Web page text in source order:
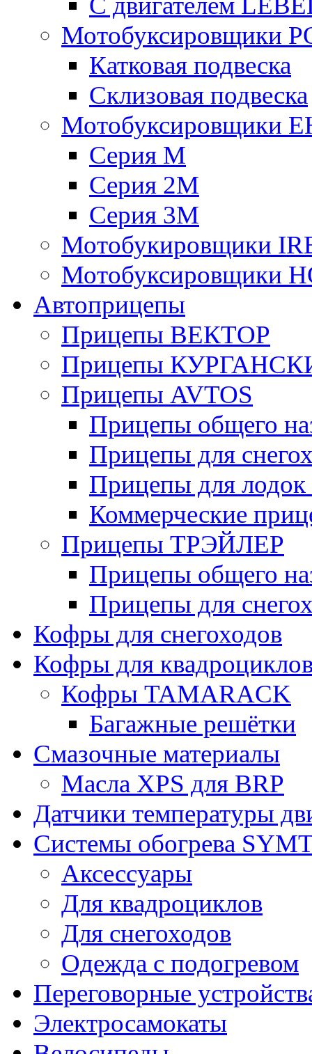
Мотобуксировщики
Катковая подвеска
Склизовая подвеска
Мотобуксировщики
Серия М
Серия 2М
Серия 3М
Мотобукировщики
Мотобуксировщики
Автоприцепы
Прицепы ВЕКТОР
Прицепы
Прицепы AVTOS
Прицепы общего
Прицепы для
Прицепы для лодок
Коммерческие
Прицепы ТРЭЙЛЕР
Прицепы общего
Прицепы для
Кофры для снегоходов
Кофры для
Кофры TAMARACK
Багажные решётки
Смазочные материалы
Масла XPS для BRP
Датчики температуры
Системы обогрева
Аксессуары
Для квадроциклов
Для снегоходов
Одежда с подогревом
Переговорные
Электросамокаты